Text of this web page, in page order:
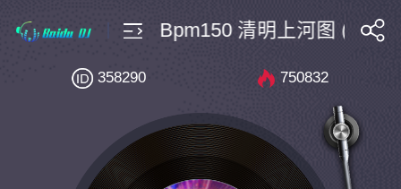
国潮Bootleg $4 Bpm150 清明上河图 (Dark
358290 750832